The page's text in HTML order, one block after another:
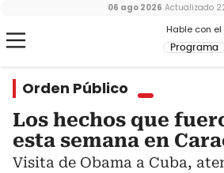
Hable con el
Programa
06 ago 2026 Actualizado
Orden Público
Los hechos que
esta semana en
Visita de Obama a Cuba,